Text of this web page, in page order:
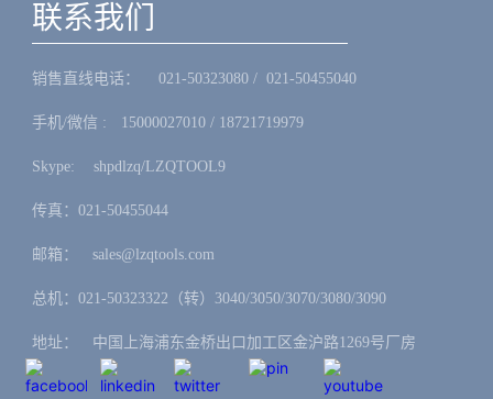
联系我们
销售直线电话：ㅤ 021-50323080 / 021-50455040
手机/微信 :ㅤ15000027010 / 18721719979
Skype: ㅤshpdlzq/LZQTOOL9
传真：021-50455044
邮箱：ㅤsales@lzqtools.com
总机：021-50323322（转）3040/3050/3070/3080/3090
地址：ㅤ中国上海浦东金桥出口加工区金沪路1269号厂房